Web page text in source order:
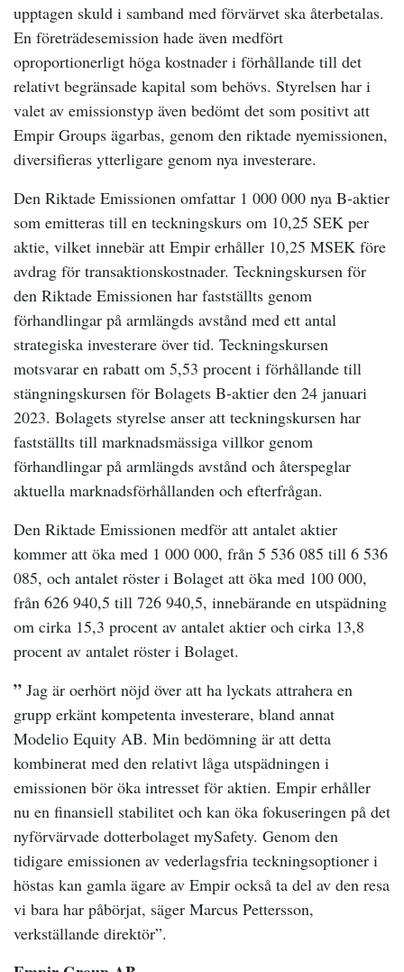
upptagen skuld i samband med förvärvet ska återbetalas.
En företrädesemission hade även medfört
oproportionerligt höga kostnader i förhållande till det
relativt begränsade kapital som behövs. Styrelsen har i
valet av emissionstyp även bedömt det som positivt att
Empir Groups ägarbas, genom den riktade nyemissionen,
diversifieras ytterligare genom nya investerare.
Den Riktade Emissionen omfattar 1 000 000 nya B-aktier
som emitteras till en teckningskurs om 10,25 SEK per
aktie, vilket innebär att Empir erhåller 10,25 MSEK före
avdrag för transaktionskostnader. Teckningskursen för
den Riktade Emissionen har fastställts genom
förhandlingar på armlängds avstånd med ett antal
strategiska investerare över tid. Teckningskursen
motsvarar en rabatt om 5,53 procent i förhållande till
stängningskursen för Bolagets B-aktier den 24 januari
2023. Bolagets styrelse anser att teckningskursen har
fastställts till marknadsmässiga villkor genom
förhandlingar på armlängds avstånd och återspeglar
aktuella marknadsförhållanden och efterfrågan.
Den Riktade Emissionen medför att antalet aktier
kommer att öka med 1 000 000, från 5 536 085 till 6 536
085, och antalet röster i Bolaget att öka med 100 000,
från 626 940,5 till 726 940,5, innebärande en utspädning
om cirka 15,3 procent av antalet aktier och cirka 13,8
procent av antalet röster i Bolaget.
”­ Jag är oerhört nöjd över att ha lyckats attrahera en
grupp erkänt kompetenta investerare, bland annat
Modelio Equity AB. Min bedömning är att detta
kombinerat med den relativt låga utspädningen i
emissionen bör öka intresset för aktien. Empir erhåller
nu en finansiell stabilitet och kan öka fokuseringen på det
nyförvärvade dotterbolaget mySafety. Genom den
tidigare emissionen av vederlagsfria teckningsoptioner i
höstas kan gamla ägare av Empir också ta del av den resa
vi bara har påbörjat, säger Marcus Pettersson,
verkställande direktör”.